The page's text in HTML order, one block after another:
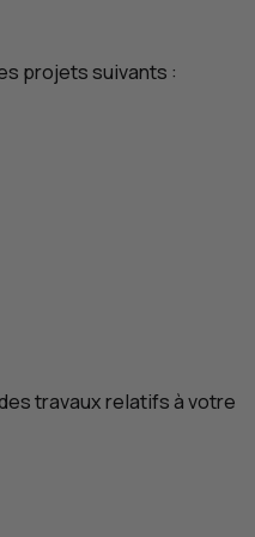
projets suivants :
travaux relatifs à votre